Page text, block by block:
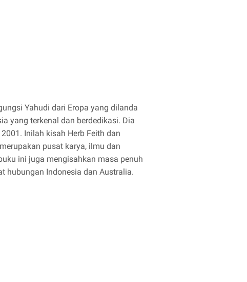
Yahudi dari Eropa yang dilanda
yang terkenal dan berdedikasi. Dia
Inilah kisah Herb Feith dan
pusat karya, ilmu dan
ini juga mengisahkan masa penuh
hubungan Indonesia dan Australia.